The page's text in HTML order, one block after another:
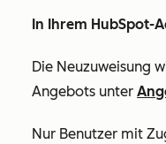
In Ihrem HubSpot-
Die Neuzuweisung
Angebots unter
Nur Benutzer mit